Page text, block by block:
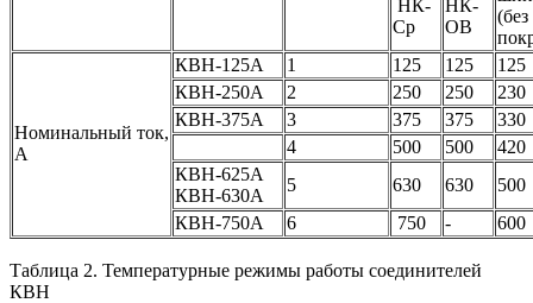
НК-
Ср
НК-
ОВ
(без
Номинальный ток,
А
КВН-125А 1 125 125
125
КВН-250А
2 250 250
230
КВН-375А
3 375 375
330
4
500 500
420
КВН-625А
КВН-630А
5 630 630
500
КВН-750А
6 750 - 600
Таблица 2. Температурные режимы работы соединителей
КВН